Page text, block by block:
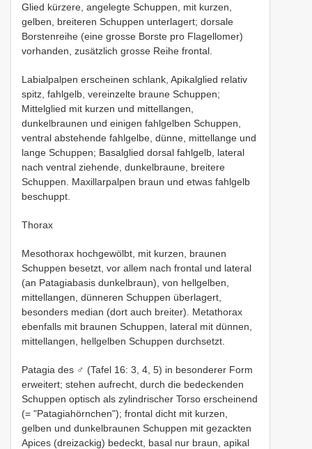
Glied kürzere, angelegte Schuppen, mit kurzen,
gelben, breiteren Schuppen unterlagert; dorsale
Borstenreihe (eine grosse Borste pro Flagellomer)
vorhanden, zusätzlich grosse Reihe frontal.
Labialpalpen erscheinen schlank, Apikalglied relativ
spitz, fahlgelb, vereinzelte braune Schuppen;
Mittelglied mit kurzen und mittellangen,
dunkelbraunen und einigen fahlgelben Schuppen,
ventral abstehende fahlgelbe, dünne, mittellange und
lange Schuppen; Basalglied dorsal fahlgelb, lateral
nach ventral ziehende, dunkelbraune, breitere
Schuppen. Maxillarpalpen braun und etwas fahlgelb
beschuppt.
Thorax
Mesothorax hochgewölbt, mit kurzen, braunen
Schuppen besetzt, vor allem nach frontal und lateral
(an Patagiabasis dunkelbraun), von hellgelben,
mittellangen, dünneren Schuppen überlagert,
besonders median (dort auch breiter). Metathorax
ebenfalls mit braunen Schuppen, lateral mit dünnen,
mittellangen, hellgelben Schuppen durchsetzt.
Patagia des ♂ (Tafel 16: 3, 4, 5) in besonderer Form
erweitert; stehen aufrecht, durch die bedeckenden
Schuppen optisch als zylindrischer Torso erscheinend
(= "Patagiahörnchen"); frontal dicht mit kurzen,
gelben und dunkelbraunen Schuppen mit gezackten
Apices (dreizackig) bedeckt, basal nur braun, apikal